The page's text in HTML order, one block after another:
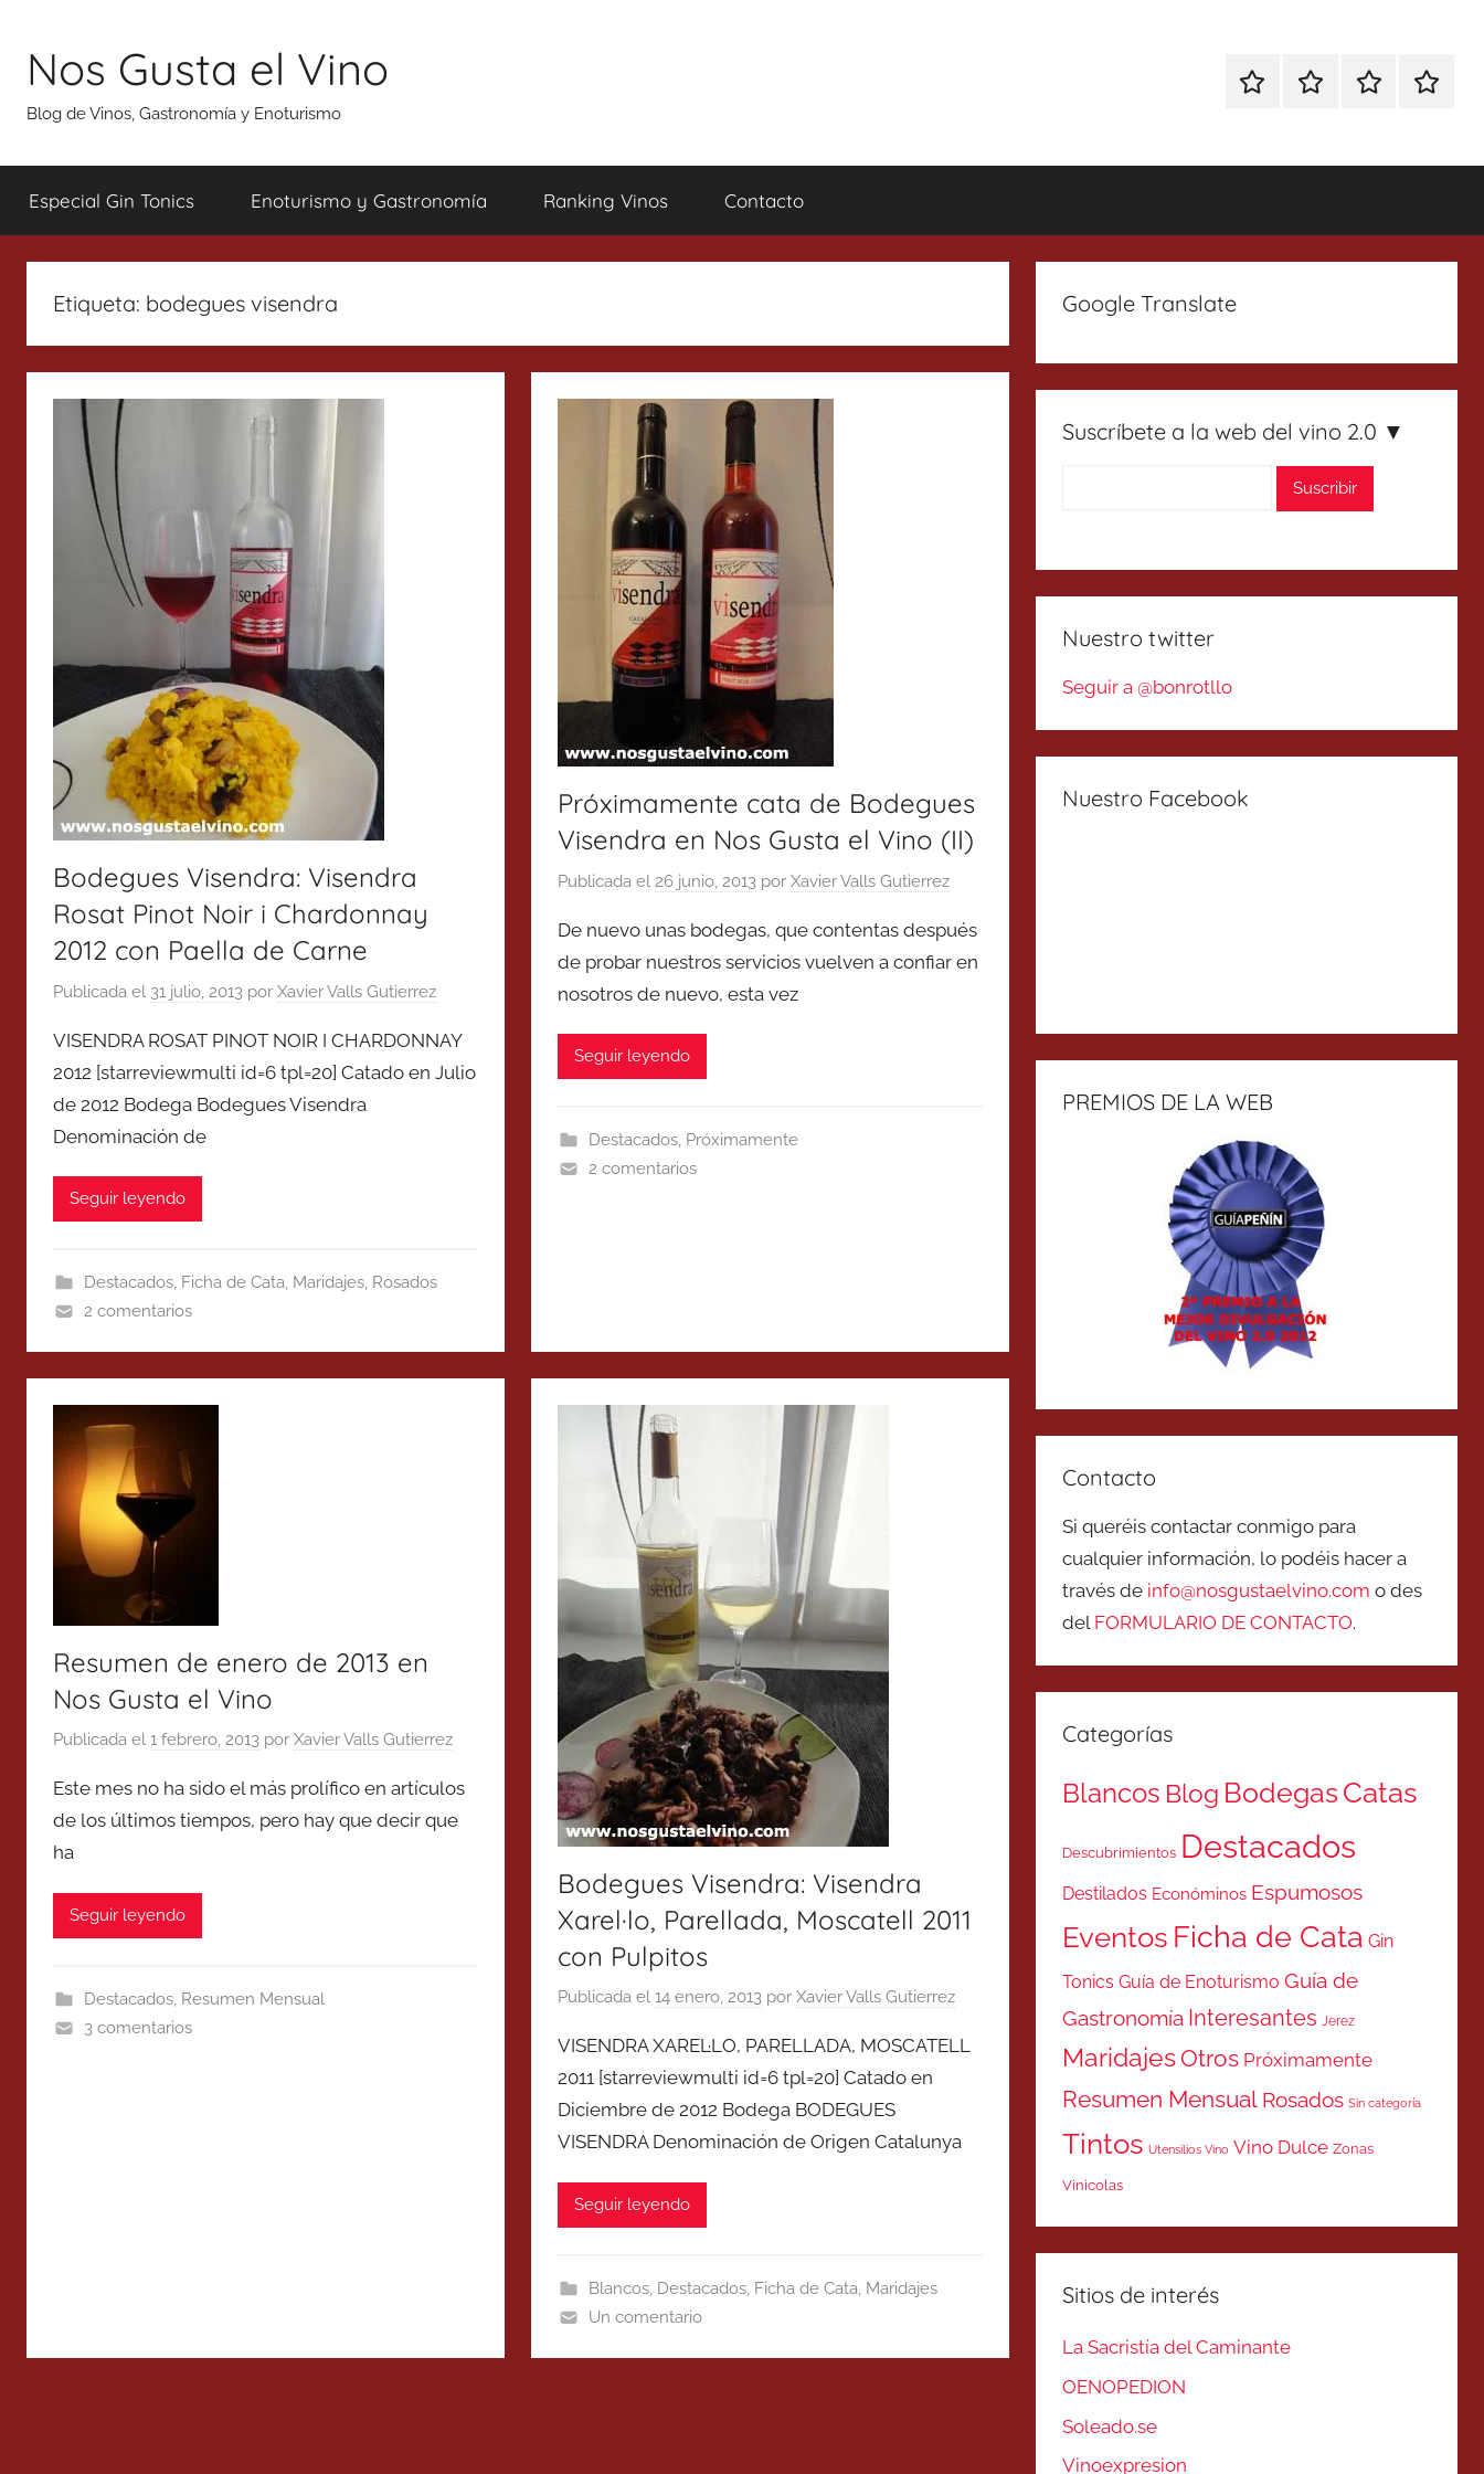
contenido
Nos Gusta el Vino
Blog de Vinos, Gastronomía y Enoturismo
EspecialEnoturismoRanking
Especial Gin Tonics Enoturismo y Gastronomía Ranking Vinos Contacto
Etiqueta: bodegues visendra
Bodegues Visendra: Visendra
Rosat Pinot Noir i Chardonnay
2012 con Paella de Carne
Publicada el 31 julio, 2013 por Xavier Valls Gutierrez
VISENDRA ROSAT PINOT NOIR I CHARDONNAY
2012 [starreviewmulti id=6 tpl=20] Catado en Julio
de 2012 Bodega Bodegues Visendra
Denominación de
Seguir leyendo
Destacados, Ficha de Cata, Maridajes, Rosados
2 comentarios
Próximamente cata de Bodegues
Visendra en Nos Gusta el Vino (II)
Publicada el 26 junio, 2013 porXavier Valls Gutierrez
De nuevo unas bodegas, que contentas después
de probar nuestros servicios vuelven a confiar en
nosotros de nuevo, esta vez
Seguir leyendo
Destacados, Próximamente
2 comentarios
Resumen de enero de 2013 en
Nos Gusta el Vino
Publicada el 1 febrero, 2013 por Xavier Valls Gutierrez
Este mes no ha sido el más prolífico en artículos
de los últimos tiempos, pero hay que decir que
ha
Seguir leyendo
Destacados, Resumen Mensual
3 comentarios
Bodegues Visendra: Visendra
Xarel·lo, Parellada, Moscatell 2011
con Pulpitos
Publicada el14 enero, 2013 porXavier Valls Gutierrez
VISENDRA XAREL·LO, PARELLADA, MOSCATELL
2011 [starreviewmulti id=6 tpl=20] Catado en
Diciembre de 2012 Bodega BODEGUES
VISENDRA Denominación de Origen Catalunya
Seguir leyendo
Blancos, Destacados, Ficha de Cata Maridajes
Un comentario
Google Translate
Suscríbete a la web del vino 2.0 ▼
Nuestro twitter
Seguir a @bonrotllo
Nuestro Facebook
PREMIOS DE LA WEB
Contacto
Si queréis contactar conmigo para
cualquier información, lo podéis hacer a
través de info@nosgustaelvino.com o des
del FORMULARIO DE CONTACTO.
Categorías
Blancos Blog BodegasCatas
Descubrimientos Destacados
Destilados Económinos Espumosos
Eventos Ficha de Cata Gin
Tonics Guía de Enoturismo Guía de
Gastronomía Interesantes Jerez
MaridajesOtros Próximamente
Resumen Mensual Rosados Sin categoría
Tintos Utensilios Vino Vino Dulce Zonas
Vinicolas
Sitios de interés
La Sacristía del Caminante
OENOPEDION
Soleado.se
Vinoexpresion